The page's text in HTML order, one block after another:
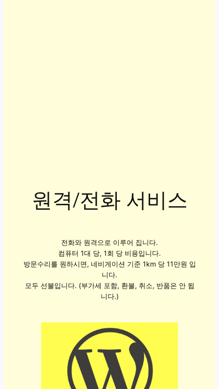
원격/전화 서비스
전화와 원격으로 이루어 집니다.
컴퓨터 1대 당, 1회 당 비용입니다.
방문수리를 원하시면, 네비게이션 기준 1km 당 11만원 입
니다.
모두 선불입니다. (부가세 포함, 환불, 취소, 반품은 안 됩
니다.)